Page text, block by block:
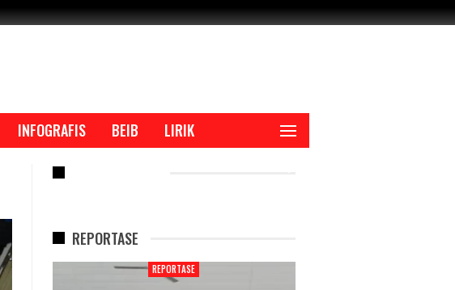
INFOGRAFIS BEIB LIRIK
REPORTASE
REPORTASE